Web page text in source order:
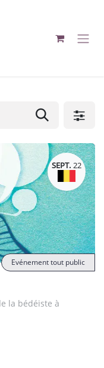
SEPT. 22
la bédéiste à
Evénement tout public